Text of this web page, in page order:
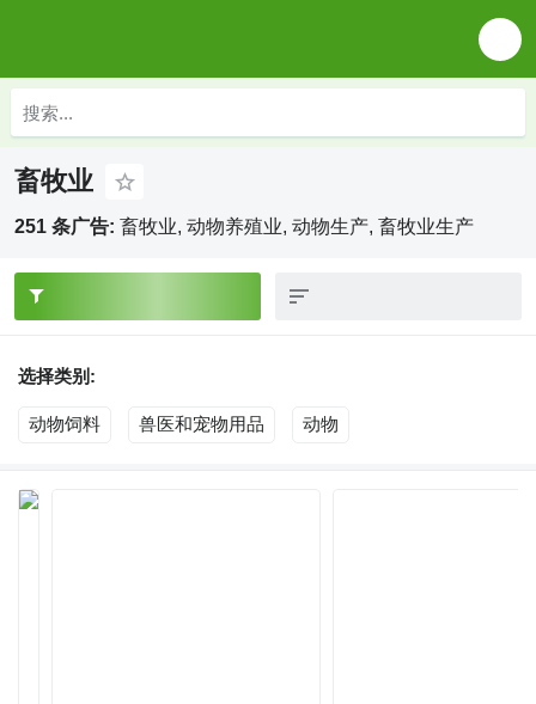
畜牧业
251 条广告: 畜牧业, 动物养殖业, 动物生产, 畜牧业生产
选择类别:
动物饲料 兽医和宠物用品 动物